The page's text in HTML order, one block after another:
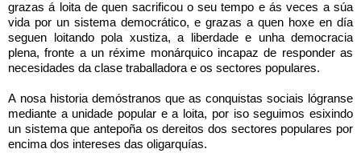
grazas á loita de quen sacrificou o seu tempo e ás veces a súa
vida por un sistema democrático, e grazas a quen hoxe en día
seguen loitando pola xustiza, a liberdade e unha democracia
plena, fronte a un réxime monárquico incapaz de responder as
necesidades da clase traballadora e os sectores populares.
A nosa historia demóstranos que as conquistas sociais lógranse
mediante a unidade popular e a loita, por iso seguimos esixindo
un sistema que antepoña os dereitos dos sectores populares por
encima dos intereses das oligarquías.